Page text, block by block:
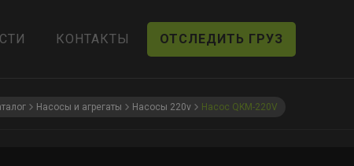
КОНТАКТЫ ОТСЛЕДИТЬ ГРУЗ
Насосы и агрегаты Насосы 220v Насос QKM-220V